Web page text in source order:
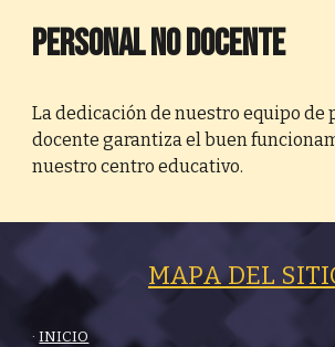
Personal no docente
La dedicación de nuestro equipo de
docente garantiza el buen
nuestro centro educativo.
MAPA DEL
·INICIO